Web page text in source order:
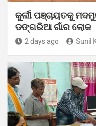
କୁର୍ଲୀ ପଞ୍ଚାୟତକୁ
ଡଙ୍ଗରିଆ ଗାଁର ଲୋକ
2 days ago Sunil